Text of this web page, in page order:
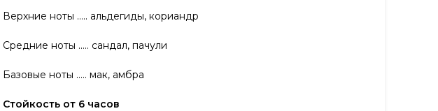
Верхние ноты ….. альдегиды, кориандр
Средние ноты ….. сандал, пачули
Базовые ноты ….. мак, амбра
Стойкость от 6 часов